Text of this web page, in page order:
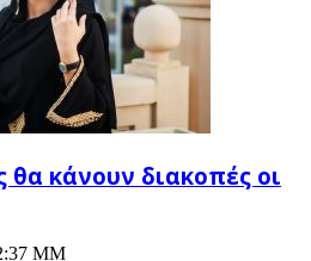
θα κάνουν διακοπές οι
ΜΜ